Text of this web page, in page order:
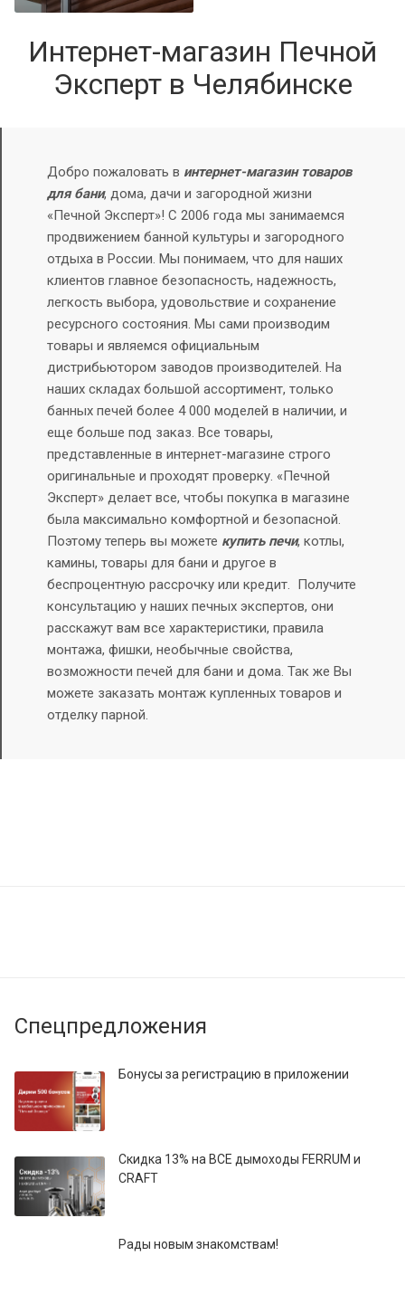
Интернет-магазин Печной
Эксперт в Челябинске
Добро пожаловать в интернет-магазин товаров
для бани, дома, дачи и загородной жизни
«Печной Эксперт»! С 2006 года мы занимаемся
продвижением банной культуры и загородного
отдыха в России. Мы понимаем, что для наших
клиентов главное безопасность, надежность,
легкость выбора, удовольствие и сохранение
ресурсного состояния. Мы сами производим
товары и являемся официальным
дистрибьютором заводов производителей. На
наших складах большой ассортимент, только
банных печей более 4 000 моделей в наличии, и
еще больше под заказ. Все товары,
представленные в интернет-магазине строго
оригинальные и проходят проверку. «Печной
Эксперт» делает все, чтобы покупка в магазине
была максимально комфортной и безопасной.
Поэтому теперь вы можете купить печи, котлы,
камины, товары для бани и другое в
беспроцентную рассрочку или кредит.
Получите
консультацию у наших печных экспертов, они
расскажут вам все характеристики, правила
монтажа, фишки, необычные свойства,
возможности печей для бани и дома. Так же Вы
можете заказать монтаж купленных товаров и
отделку парной.
Спецпредложения
Бонусы за регистрацию в приложении
Скидка 13% на ВСЕ дымоходы FERRUM и
CRAFT
Рады новым знакомствам!